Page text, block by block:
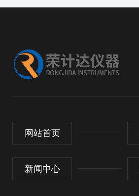
网站首页
新闻中心